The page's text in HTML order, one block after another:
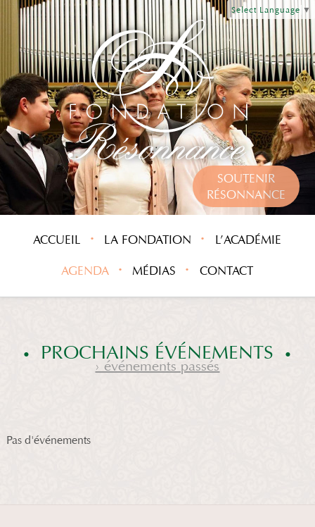
Select Language ▼
SOUTENIR
RÉSONNANCE
ACCUEIL LA FONDATION L’ACADÉMIE
AGENDA MÉDIAS CONTACT
PROCHAINS ÉVÉNEMENTS
› événements passés
Pas d'événements